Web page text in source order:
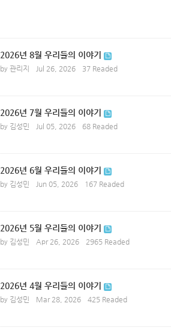
2026년 8월 우리들의 이야기
by 관리지 Jul 26, 2026 37 Readed
2026년 7월 우리들의 이야기
by 김성민 Jul 05, 2026 68 Readed
2026년 6월 우리들의 이야기
by 김성민 Jun 05, 2026 167 Readed
2026년 5월 우리들의 이야기
by 김성민 Apr 26, 2026 2965 Readed
2026년 4월 우리들의 이야기
by 김성민 Mar 28, 2026 425 Readed